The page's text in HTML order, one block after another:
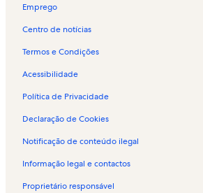
Emprego
Centro de notícias
Termos e Condições
Acessibilidade
Política de Privacidade
Declaração de Cookies
Notificação de conteúdo ilegal
Informação legal e contactos
Proprietário responsável